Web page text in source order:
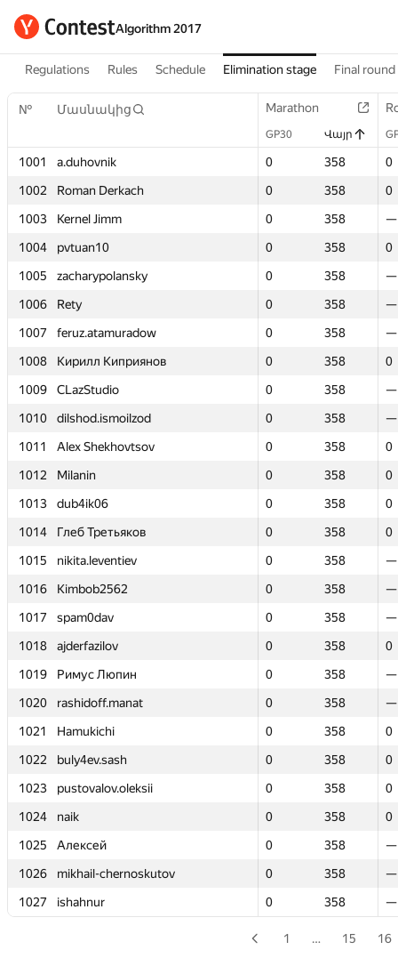
Algorithm 2017
Regulations Rules Schedule Elimination stage Final round
№ Մասնակից Marathon
GP30 Վայր
1001 a.duhovnik 0 358
0
1002
Roman Derkach 0 358
0
1003
Kernel Jimm 0 358
—
1004
pvtuan10 0 358
0
1005
zacharypolansky 0 358
—
1006
Rety 0 358
—
1007
feruz.atamuradow 0 358
—
1008
Кирилл Киприянов 0 358
0
1009
CLazStudio 0 358
—
1010
dilshod.ismoilzod 0 358
—
1011
Alex Shekhovtsov 0 358
0
1012
Milanin 0 358
0
1013
dub4ik06 0 358
0
1014
Глеб Третьяков 0 358
0
1015
nikita.leventiev 0 358
—
1016
Kimbob2562 0 358
—
1017
spam0dav 0 358
—
1018
ajderfazilov 0 358
0
1019
Римус Люпин 0 358
—
1020
rashidoff.manat 0 358
—
1021
Hamukichi 0 358
0
1022
buly4ev.sash 0 358
0
1023
pustovalov.oleksii 0 358
0
1024
naik 0 358
0
1025
Алексей 0 358
—
1026
mikhail-chernoskutov 0 358
—
1027
ishahnur 0 358 —
№ Մասնակից Marathon
GP30 Վայր
1001 a.duhovnik 0 358
0
1002
Roman Derkach 0 358
0
1003
Kernel Jimm 0 358
—
1004
pvtuan10 0 358
0
1005
zacharypolansky 0 358
—
1006
Rety 0 358
—
1007
feruz.atamuradow 0 358
—
1008
Кирилл Киприянов 0 358
0
1009
CLazStudio 0 358
—
1010
dilshod.ismoilzod 0 358
—
1011
Alex Shekhovtsov 0 358
0
1012
Milanin 0 358
0
1013
dub4ik06 0 358
0
1014
Глеб Третьяков 0 358
0
1015
nikita.leventiev 0 358
—
1016
Kimbob2562 0 358
—
1017
spam0dav 0 358
—
1018
ajderfazilov 0 358
0
1019
Римус Люпин 0 358
—
1020
rashidoff.manat 0 358
—
1021
Hamukichi 0 358
0
1022
buly4ev.sash 0 358
0
1023
pustovalov.oleksii 0 358
0
1024
naik 0 358
0
1025
Алексей 0 358
—
1026
mikhail-chernoskutov 0 358
—
1027
ishahnur 0 358 —
1 … 15 16